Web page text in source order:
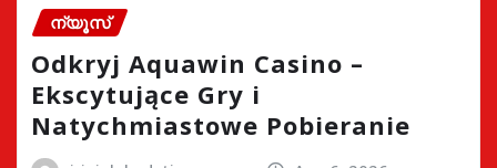
ന്യൂസ്
Odkryj Aquawin Casino –
Ekscytujące Gry i
Natychmiastowe Pobieranie